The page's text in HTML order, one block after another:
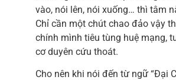
vào, nói lên, nói xuống… thì tâm
Chỉ cần một chút chao đảo vậy
chính mình tiêu tùng huệ mạng,
cơ duyên cứu thoát.
Cho nên khi nói đến từ ngữ “Đại